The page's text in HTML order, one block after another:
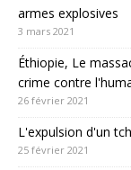
armes explosives
3 mars 2021
Éthiopie, Le
crime contre
26 février 2021
L'expulsion d'un
25 février 2021